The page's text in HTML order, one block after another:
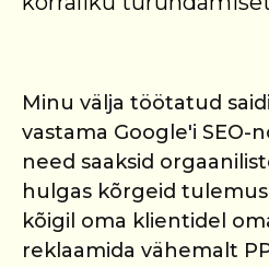
Minu välja töötatud
vastama Google'i SEO-
need saaksid
hulgas kõrgeid
kõigil oma klientidel
reklaamida vähemalt